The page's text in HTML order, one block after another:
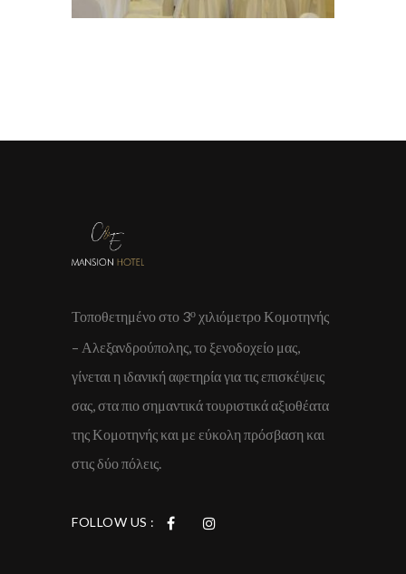
Τοποθετημένο στο 3ο χιλιόμετρο Κομοτηνής
– Αλεξανδρούπολης, το ξενοδοχείο μας,
γίνεται η ιδανική αφετηρία για τις επισκέψεις
σας, στα πιο σημαντικά τουριστικά αξιοθέατα
της Κομοτηνής και με εύκολη πρόσβαση και
στις δύο πόλεις.
FOLLOW US :